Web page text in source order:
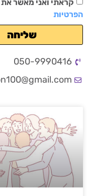
קראתי ואני מאשר את
הפרטיות
שליחה
050-9990416